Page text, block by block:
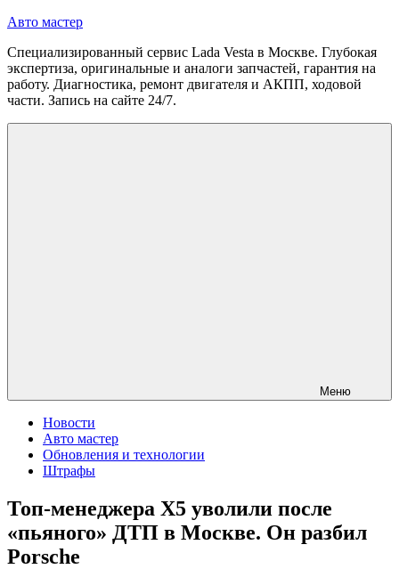
Перейти
содержимому
Авто мастер
Специализированный сервис Lada Vesta в Москве. Глубокая
экспертиза, оригинальные и аналоги запчастей, гарантия на
работу. Диагностика, ремонт двигателя и АКПП, ходовой
части. Запись на сайте 24/7.
Меню
Новости
Авто мастер
Обновления и технологии
Штрафы
Топ-менеджера X5 уволили после
«пьяного» ДТП в Москве. Он разбил
Porsche